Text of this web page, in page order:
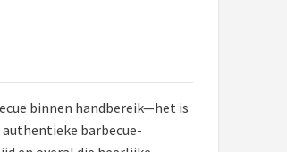
binnen handbereik—het is
barbecue-